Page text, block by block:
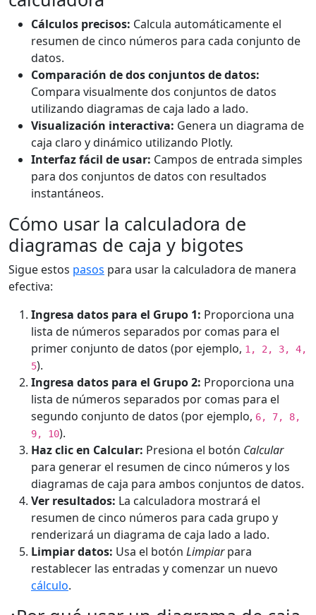
Cálculos precisos: Calcula automáticamente el
resumen de cinco números para cada conjunto de
datos.
Comparación de dos conjuntos de datos:
Compara visualmente dos conjuntos de datos
utilizando diagramas de caja lado a lado.
Visualización interactiva: Genera un diagrama de
caja claro y dinámico utilizando Plotly.
Interfaz fácil de usar: Campos de entrada simples
para dos conjuntos de datos con resultados
instantáneos.
Cómo usar la calculadora de
diagramas de caja y bigotes
Sigue estos pasos para usar la calculadora de manera
efectiva:
Ingresa datos para el Grupo 1: Proporciona una
lista de números separados por comas para el
primer conjunto de datos (por ejemplo, 1, 2, 3, 4,
5).
Ingresa datos para el Grupo 2: Proporciona una
lista de números separados por comas para el
segundo conjunto de datos (por ejemplo, 6, 7, 8,
9, 10).
Haz clic en Calcular: Presiona el botón Calcular
para generar el resumen de cinco números y los
diagramas de caja para ambos conjuntos de datos.
Ver resultados: La calculadora mostrará el
resumen de cinco números para cada grupo y
renderizará un diagrama de caja lado a lado.
Limpiar datos: Usa el botón Limpiarpara
restablecer las entradas y comenzar un nuevo
cálculo.